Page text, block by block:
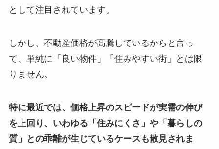
として注目されています。
しかし、不動産価格が高騰しているからと言っ
て、単純に「良い物件」「住みやすい街」とは限
りません。
特に最近では、価格上昇のスピードが実需の伸び
を上回り、いわゆる「住みにくさ」や「暮らしの
質」との乖離が生じているケースも散見されま